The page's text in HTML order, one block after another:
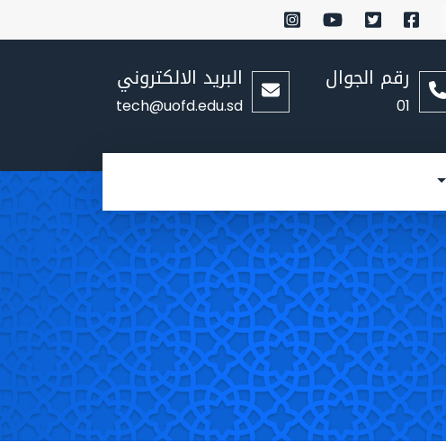
رقم الجوال
01
البريد الالكتروني
tech@uofd.edu.sd